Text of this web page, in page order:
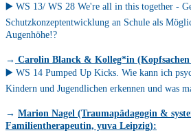
▶️ WS 13/ WS 28 We're all in this together -
Schutzkonzeptentwicklung an Schule als
Augenhöhe!?
→ Carolin Blanck & Kolleg*in (Kopfsachen
▶️ WS 14 Pumped Up Kicks. Wie kann ich
Kindern und Jugendlichen erkennen und was
→ Marion Nagel (Traumapädagogin &
Familientherapeutin, yuva Leipzig):